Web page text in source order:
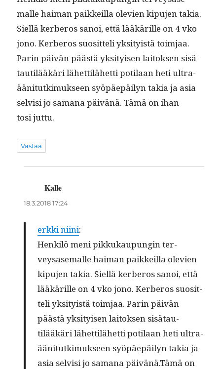
malle haiman paikkeil­la ole­vien kipu­jen takia.
Siel­lä ker­beros sanoi, että lääkärille on 4 vko
jono. Ker­beros suosit­teli yksi­ty­istä toim­jaa.
Parin päivän päästä yksi­tyisen laitok­sen sisä­
tau­tilääkäri lähet­tilähet­ti poti­laan heti ultra­
ääni­tutkimuk­seen syöpäepäi­lyn takia ja asia
selvisi jo samana päivänä. Tämä on ihan
tosi juttu.
Vastaa
Kalle
18.3.2018 17:24
erk­ki nii­ni:
Henkilö meni pikkukaupun­gin ter­
veysase­malle haiman paikkeil­la ole­vien
kipu­jen takia. Siel­lä ker­beros sanoi, että
lääkärille on 4 vko jono. Ker­beros suosit­
teli yksi­ty­istä toim­jaa. Parin päivän
päästä yksi­tyisen laitok­sen sisä­tau­
tilääkäri lähet­tilähet­ti poti­laan heti ultra­
ääni­tutkimuk­seen syöpäepäi­lyn takia ja
asia selvisi jo samana päivänä.Tämä on